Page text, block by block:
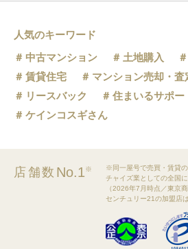
人気のキーワード
中古マンション
土地購入
賃貸住宅
マンション売却・査
リースバック
住まいるサポー
ケインコスギさん
店舗数 No.1※
※同一屋号で売買・賃貸
チャイズ業としての全国
（2026年7月時点／東京
センチュリー21の加盟店